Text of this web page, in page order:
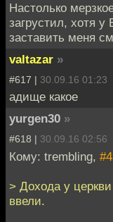
Настолько
загрустил, хотя у
заставить меня
valtazar »
#617 | 30.09.16 01:23
адище какое
yurgen30 »
#618 | 30.09.16 02:56
Кому: trembling,
> Дохода у
ввели.